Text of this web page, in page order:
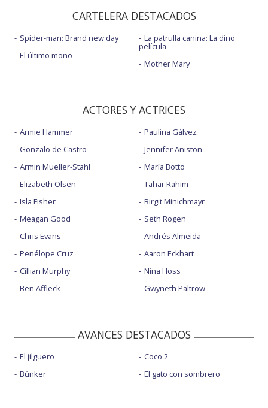
CARTELERA DESTACADOS
Spider-man: Brand new day
El último mono
La patrulla canina: La dino
película
Mother Mary
ACTORES Y ACTRICES
Armie Hammer
Gonzalo de Castro
Armin Mueller-Stahl
Elizabeth Olsen
Isla Fisher
Meagan Good
Chris Evans
Penélope Cruz
Cillian Murphy
Ben Affleck
Paulina Gálvez
Jennifer Aniston
María Botto
Tahar Rahim
Birgit Minichmayr
Seth Rogen
Andrés Almeida
Aaron Eckhart
Nina Hoss
Gwyneth Paltrow
AVANCES DESTACADOS
El jilguero
Búnker
Coco 2
El gato con sombrero